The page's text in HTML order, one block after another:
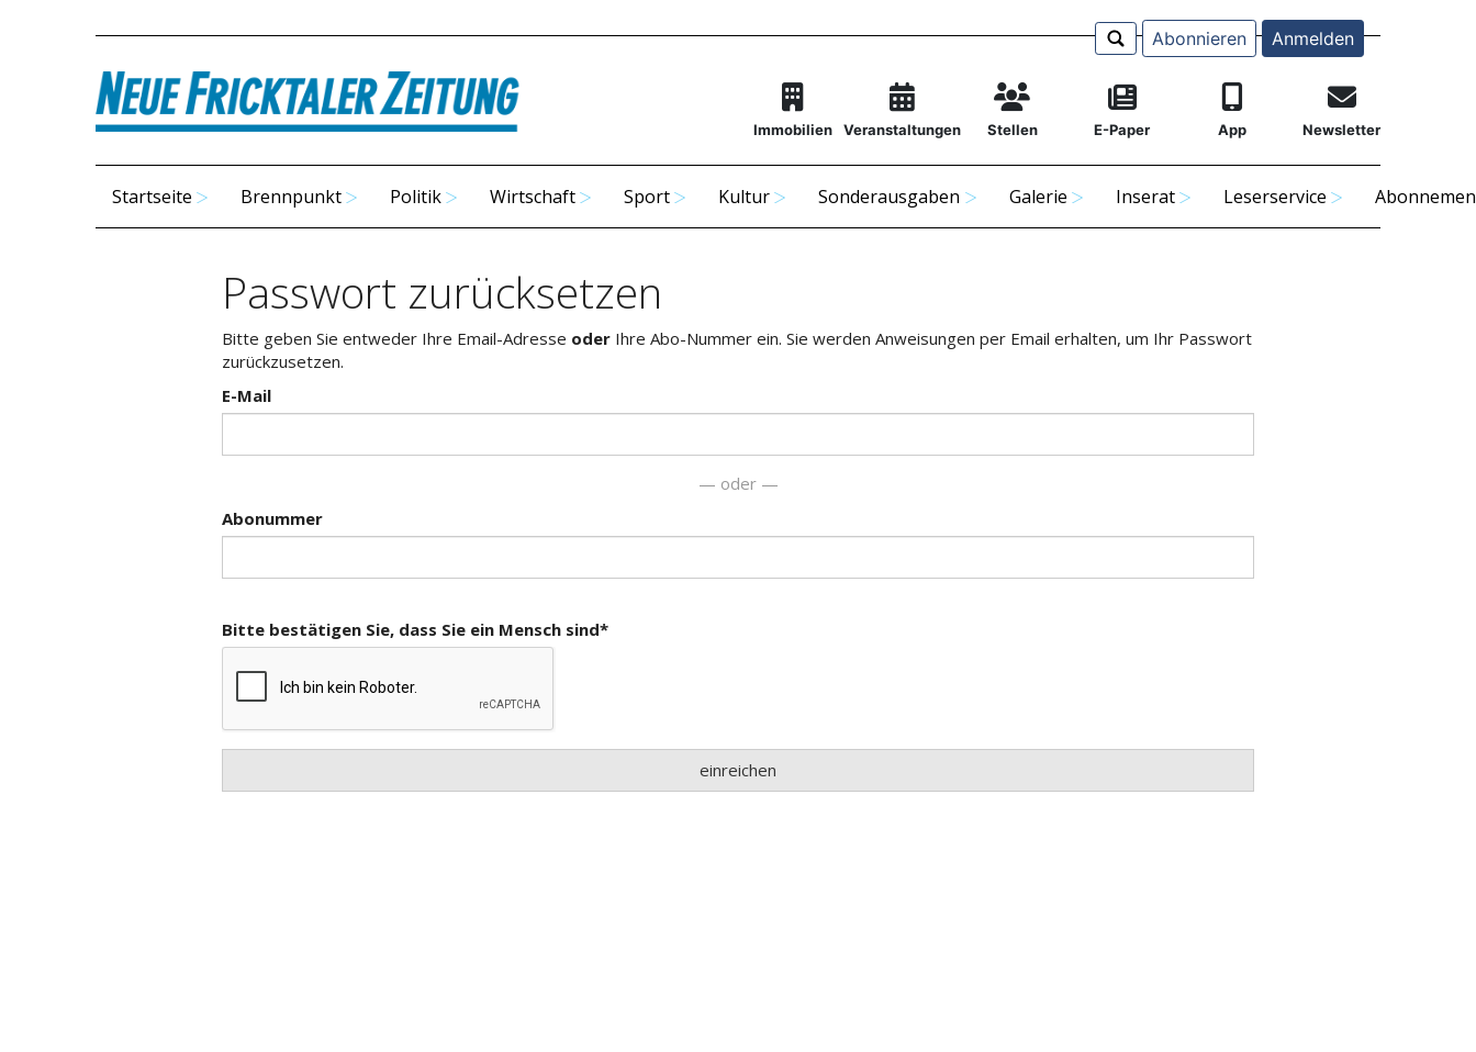
Abonnieren Anmelden
Immobilien Veranstaltungen Stellen E-Paper App Newsletter
Startseite Brennpunkt Politik Wirtschaft Sport Kultur Sonderausgaben Galerie Inserat Leserservice